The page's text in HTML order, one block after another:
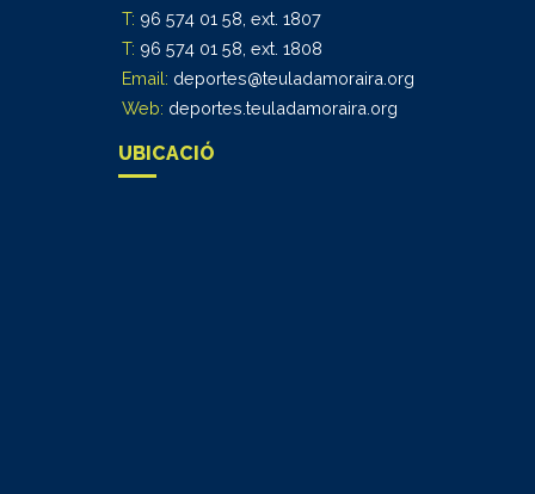
T: 96 574 01 58, ext. 1807
T: 96 574 01 58, ext. 1808
Email: deportes@teuladamoraira.org
Web: deportes.teuladamoraira.org
UBICACIÓ